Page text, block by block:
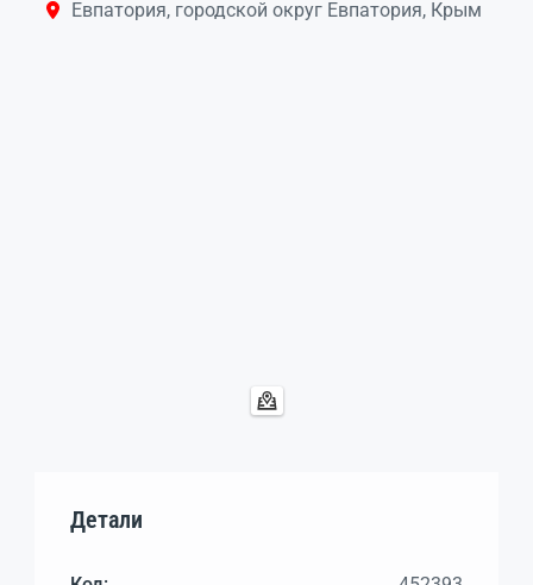
Евпатория, городской округ Евпатория, Крым
Детали